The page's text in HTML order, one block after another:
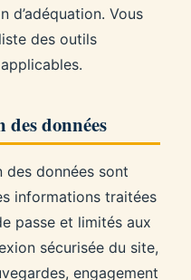
d’adéquation. Vous
des outils
données
des données sont
informations traitées
passe et limités aux
sécurisée du site,
engagement